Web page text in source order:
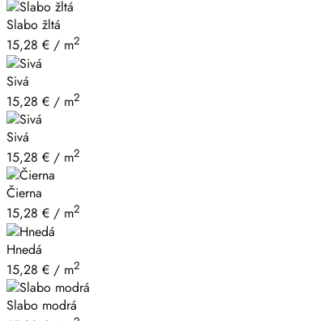
Slabo žltá
15,28 € / m2
Sivá
15,28 € / m2
Sivá
15,28 € / m2
Čierna
15,28 € / m2
Hnedá
15,28 € / m2
Slabo modrá